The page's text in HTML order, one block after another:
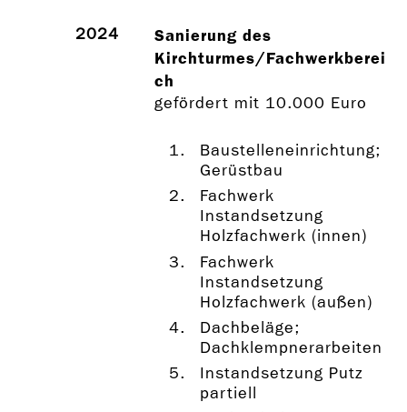
2024
Sanierung des
Kirchturmes/Fachwerkberei
ch
gefördert mit 10.000 Euro
Baustelleneinrichtung;
Gerüstbau
Fachwerk
Instandsetzung
Holzfachwerk (innen)
Fachwerk
Instandsetzung
Holzfachwerk (außen)
Dachbeläge;
Dachklempnerarbeiten
Instandsetzung Putz
partiell